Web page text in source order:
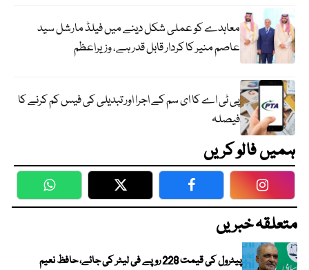
معاہدے کو عملی شکل دینے میں فیلڈ مارشل سید
عاصم منیر کا کردار قابل قدر ہے، وزیراعظم
پی ٹی اے کا ای سم کے اجرا اور تبدیلی کی فیس کم کرنے کا
فیصلہ
ہمیں فالو کریں
WhatsApp Twitter Facebook
متعلقہ خبریں
پیٹرول کی قیمت 228 روپے فی لیٹر کی جائے، حافظ نعیم